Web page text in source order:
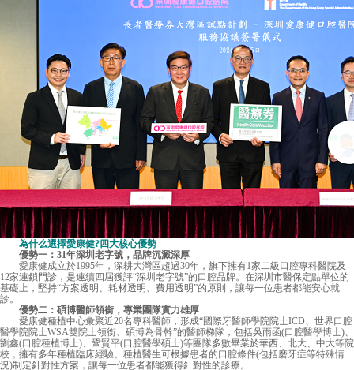
為什么選擇愛康健?四大核心優勢
優勢一：31年深圳老字號，品牌沉澱深厚
愛康健成立於1995年，深耕大灣區超過30年，旗下擁有1家二級口腔專科醫院及
12家連鎖門診，是連續四屆獲評“深圳老字號”的口腔品牌。在深圳市醫保定點單位的
基礎上，堅持“方案透明、耗材透明、費用透明”的原則，讓每一位患者都能安心就
診。
優勢二：碩博醫師領銜，專業團隊實力雄厚
愛康健種植中心彙聚近20名專科醫師，形成“國際牙醫師學院院士ICD、世界口腔
醫學院院士WSA雙院士領銜、碩博為骨幹”的醫師梯隊，包括吳雨函(口腔醫學博士)、
劉鑫(口腔種植博士)、鞏賢平(口腔醫學碩士)等團隊多數畢業於華西、北大、中大等院
校，擁有多年種植臨床經驗。種植醫生可根據患者的口腔條件(包括磨牙症等特殊情
況)制定針對性方案，讓每一位患者都能獲得針對性的診療。